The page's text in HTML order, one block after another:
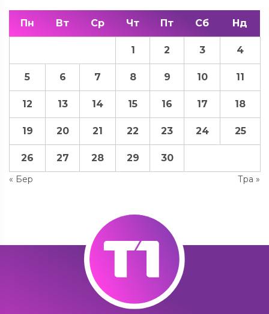
Пн Вт Ср Чт Пт Сб Нд
« Бер Тра »
1 2 3 4
5 6 7 8 9 10 11
12 13 14 15 16 17 18
19 20 21 22 23 24 25
26 27 28 29 30